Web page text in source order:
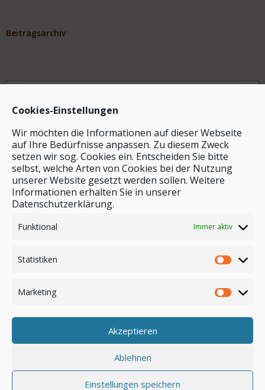
Cookies-Einstellungen
Wir möchten die Informationen auf dieser Webseite
auf Ihre Bedürfnisse anpassen. Zu diesem Zweck
setzen wir sog. Cookies ein. Entscheiden Sie bitte
selbst, welche Arten von Cookies bei der Nutzung
unserer Website gesetzt werden sollen. Weitere
Informationen erhalten Sie in unserer
Datenschutzerklärung.
Funktional Immer aktiv
Statistiken
Marketing
Akzeptieren
Ablehnen
Einstellungen speichern
Beitragsarchiv
Archiv
Stichwortsuche
Anmelden